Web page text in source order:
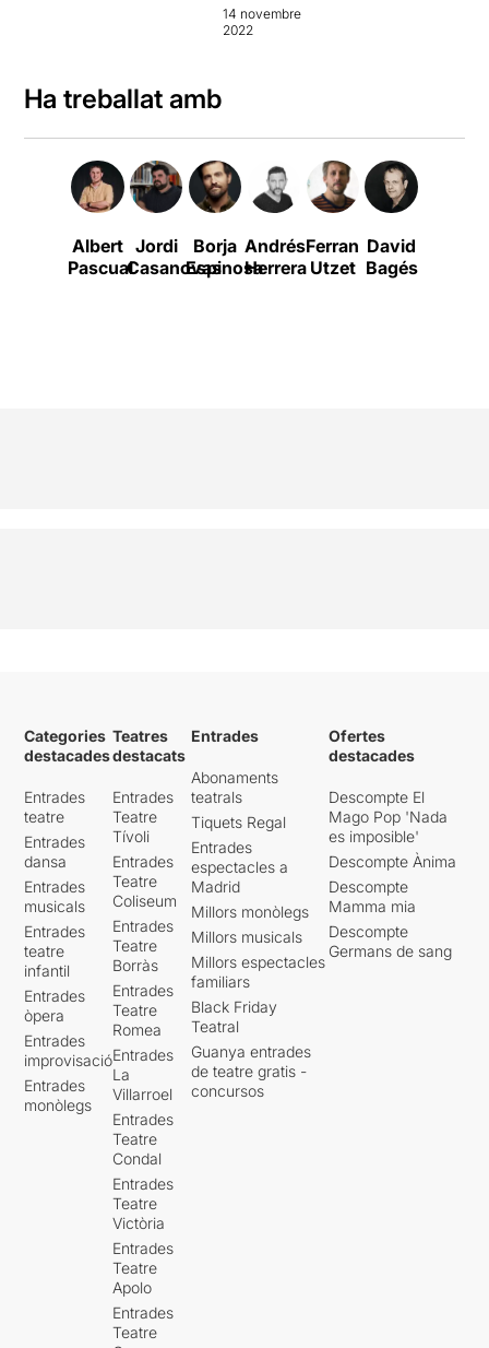
14 novembre
2022
Ha treballat amb
Albert
Pascual
Jordi
Casanovas
Borja
Espinosa
Andrés
Herrera
Ferran
Utzet
David
Bagés
Categories
destacades
Entrades
teatre
Entrades
dansa
Entrades
musicals
Entrades
teatre
infantil
Entrades
òpera
Entrades
improvisació
Entrades
monòlegs
Teatres
destacats
Entrades
Teatre
Tívoli
Entrades
Teatre
Coliseum
Entrades
Teatre
Borràs
Entrades
Teatre
Romea
Entrades
La
Villarroel
Entrades
Teatre
Condal
Entrades
Teatre
Victòria
Entrades
Teatre
Apolo
Entrades
Teatre
Entrades
Abonaments
teatrals
Tiquets Regal
Entrades
espectacles a
Madrid
Millors monòlegs
Millors musicals
Millors espectacles
familiars
Black Friday
Teatral
Guanya entrades
de teatre gratis -
concursos
Ofertes
destacades
Descompte El
Mago Pop 'Nada
es imposible'
Descompte Ànima
Descompte
Mamma mia
Descompte
Germans de sang